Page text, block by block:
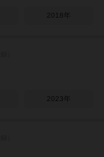
2018年
2023年